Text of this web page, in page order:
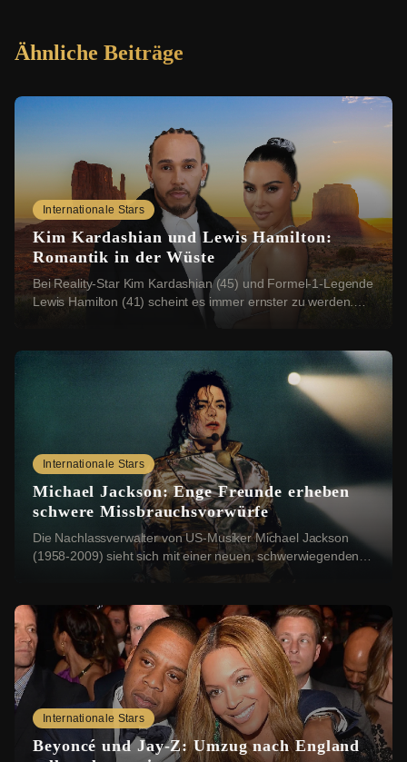
Ähnliche Beiträge
Internationale Stars
Kim Kardashian und Lewis Hamilton:
Romantik in der Wüste
Bei Reality-Star Kim Kardashian (45) und Formel-1-Legende
Lewis Hamilton (41) scheint es immer ernster zu werden.
Internationale Stars
Michael Jackson: Enge Freunde erheben
schwere Missbrauchsvorwürfe
Die Nachlassverwalter von US-Musiker Michael Jackson
(1958-2009) sieht sich mit einer neuen, schwerwiegenden
Internationale Stars
Beyoncé und Jay-Z: Umzug nach England